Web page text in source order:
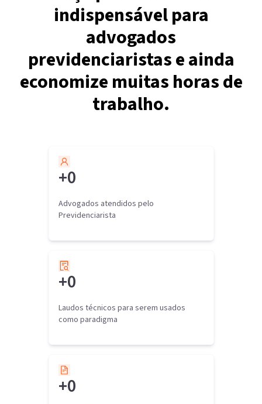
indispensável para
advogados
previdenciaristas e ainda
economize muitas horas de
trabalho.
+0
Advogados atendidos pelo
Previdenciarista
+0
Laudos técnicos para serem usados
como paradigma
+0